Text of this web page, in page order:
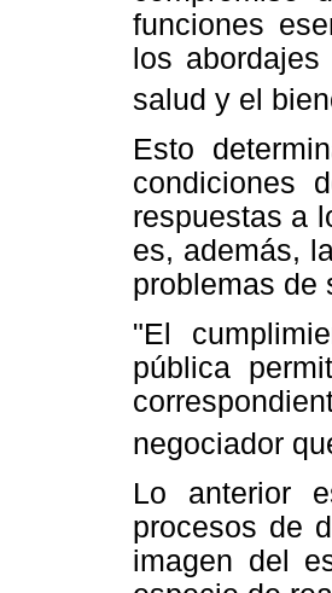
funciones
los
salud y el
Esto
condiciones
respuestas a
es, además,
problemas de
"El
pública
negociador
Lo anterior
procesos de
imagen del